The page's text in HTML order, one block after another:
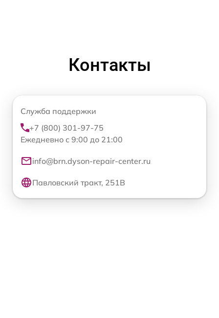
Контакты
Служба поддержки
+7 (800) 301-97-75
Ежедневно с 9:00 до 21:00
info@brn.dyson-repair-center.ru
Павловский тракт, 251В